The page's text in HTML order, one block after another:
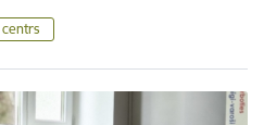
centrs